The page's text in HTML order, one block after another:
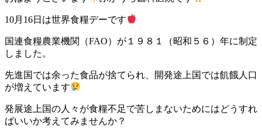
10月16日は世界食糧デーです
国連食糧農業機関（FAO）が１９８１（昭和５６）年に制定
しました。
先進国では余った食品が捨てられ、開発途上国では飢餓人口
が増えています
発展途上国の人々が食糧不足で苦しまないためにはどうすれ
ばいいか考えてみませんか？